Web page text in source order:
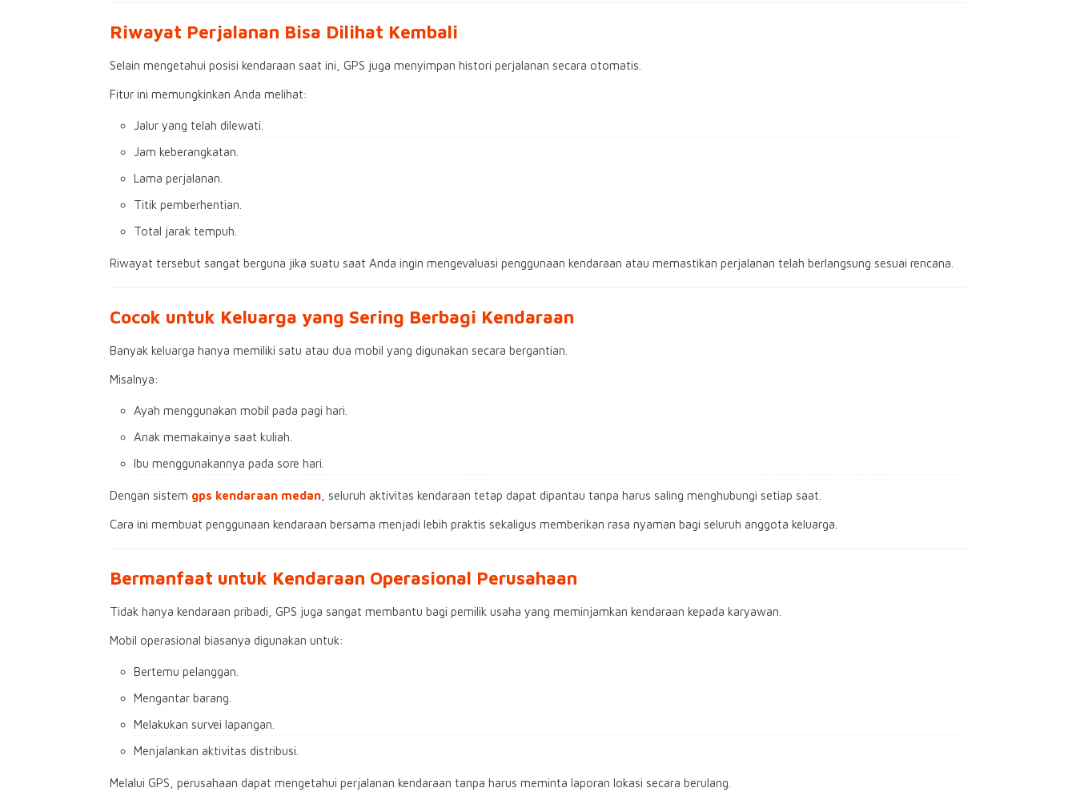
Riwayat Perjalanan Bisa Dilihat Kembali
Selain mengetahui posisi kendaraan saat ini, GPS juga menyimpan histori perjalanan secara otomatis.
Fitur ini memungkinkan Anda melihat:
Jalur yang telah dilewati.
Jam keberangkatan.
Lama perjalanan.
Titik pemberhentian.
Total jarak tempuh.
Riwayat tersebut sangat berguna jika suatu saat Anda ingin mengevaluasi penggunaan kendaraan atau memastikan perjalanan telah berlangsung sesuai rencana.
Cocok untuk Keluarga yang Sering Berbagi Kendaraan
Banyak keluarga hanya memiliki satu atau dua mobil yang digunakan secara bergantian.
Misalnya:
Ayah menggunakan mobil pada pagi hari.
Anak memakainya saat kuliah.
Ibu menggunakannya pada sore hari.
Dengan sistem gps kendaraan medan , seluruh aktivitas kendaraan tetap dapat dipantau tanpa harus saling menghubungi setiap saat.
Cara ini membuat penggunaan kendaraan bersama menjadi lebih praktis sekaligus memberikan rasa nyaman bagi seluruh anggota keluarga.
Bermanfaat untuk Kendaraan Operasional Perusahaan
Tidak hanya kendaraan pribadi, GPS juga sangat membantu bagi pemilik usaha yang meminjamkan kendaraan kepada karyawan.
Mobil operasional biasanya digunakan untuk:
Bertemu pelanggan.
Mengantar barang.
Melakukan survei lapangan.
Menjalankan aktivitas distribusi.
Melalui GPS, perusahaan dapat mengetahui perjalanan kendaraan tanpa harus meminta laporan lokasi secara berulang.